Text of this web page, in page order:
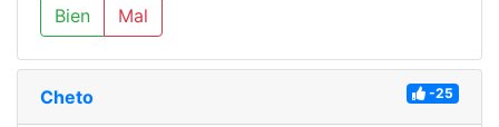
Bien Mal
Cheto -25